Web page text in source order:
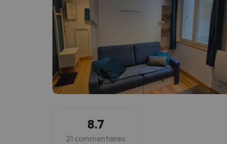
8.7
21 commentaires